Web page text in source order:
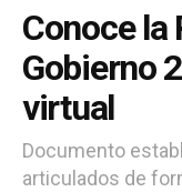
Conoce la
Gobierno
virtual
Documento
articulados de